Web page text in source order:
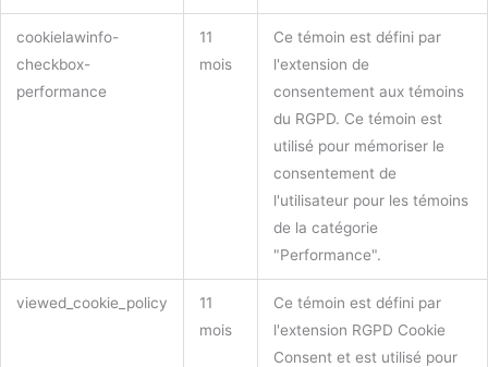
cookielawinfo-
checkbox-
performance
11
mois
Ce témoin est défini par
l'extension de
consentement aux témoins
du RGPD. Ce témoin est
utilisé pour mémoriser le
consentement de
l'utilisateur pour les témoins
de la catégorie
"Performance".
viewed_cookie_policy
11
mois
Ce témoin est défini par
l'extension RGPD Cookie
Consent et est utilisé pour